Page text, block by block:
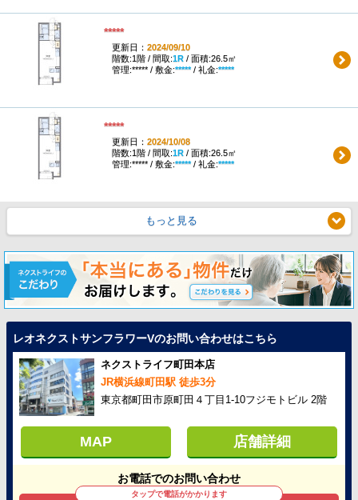
*****
更新日： 2024/09/10
階数:1階 / 間取:1R/ 面積:26.5㎡
管理:***** / 敷金:*****/ 礼金:*****
*****
更新日： 2024/10/08
階数:1階 / 間取:1R/ 面積:26.5㎡
管理:***** / 敷金:*****/ 礼金:*****
もっと見る
レオネクストサンフラワーVのお問い合わせはこちら
ネクストライフ町田本店
JR横浜線町田駅 徒歩3分
東京都町田市原町田４丁目1-10フジモトビル 2階
MAP 店舗詳細
お電話でのお問い合わせ
タップで電話がかかります